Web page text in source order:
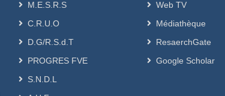
M.E.S.R.S
C.R.U.O
D.G/R.S.d.T
PROGRES FVE
S.N.D.L
Web TV
Médiathèque
ResaerchGate
Google Scholar